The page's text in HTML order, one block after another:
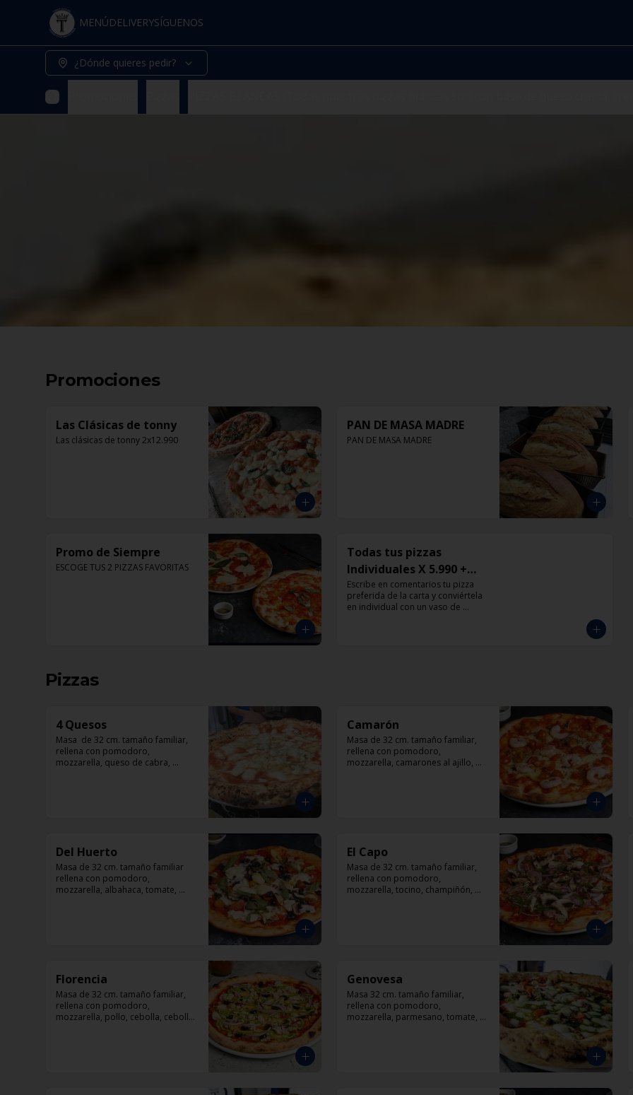
MENÚDELIVERYSÍGUENOS
¿Dónde quieres pedir?
Promociones
Las Clásicas de tonny
Las clásicas de tonny 2x12.990
PAN DE MASA MADRE
PAN DE MASA MADRE
Promo de Siempre
ESCOGE TUS 2 PIZZAS FAVORITAS
Todas tus pizzas
Individuales X 5.990 +
Vaso de Bebida Grande
Escribe en comentarios tu pizza
preferida de la carta y conviértela
en individual con un vaso de
Pizzas
4 Quesos
Masa  de 32 cm. tamaño familiar,
rellena con pomodoro,
mozzarella, queso de cabra,
Camarón
Masa de 32 cm. tamaño familiar,
rellena con pomodoro,
mozzarella, camarones al ajillo,
Del Huerto
Masa de 32 cm. tamaño familiar
rellena con pomodoro,
mozzarella, albahaca, tomate,
El Capo
Masa de 32 cm. tamaño familiar,
rellena con pomodoro,
mozzarella, tocino, champiñón,
Florencia
Masa de 32 cm. tamaño familiar,
rellena con pomodoro,
mozzarella, pollo, cebolla, cebolla,
Genovesa
Masa 32 cm. tamaño familiar,
rellena con pomodoro,
mozzarella, parmesano, tomate,